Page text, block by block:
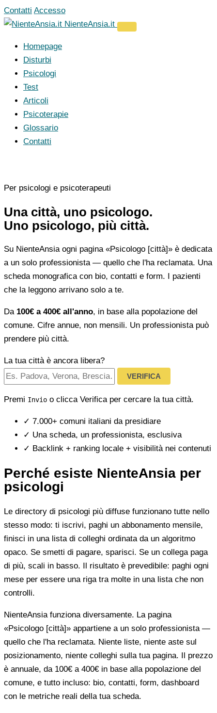
Vai
al
Contatti Accesso
NienteAnsia.it
Homepage
Disturbi
Psicologi
Test
Articoli
Psicoterapie
Glossario
Contatti
Per psicologi e psicoterapeuti
Una città, uno psicologo.
Uno psicologo, più città.
Su NienteAnsia ogni pagina «Psicologo [città]» è dedicata
a un solo professionista — quello che l'ha reclamata. Una
scheda monografica con bio, contatti e form. I pazienti
che la leggono arrivano solo a te.
Da 100€ a 400€ all'anno, in base alla popolazione del
comune. Cifre annue, non mensili. Un professionista può
prendere più città.
La tua città è ancora libera?
VERIFICA
Premi Invio o clicca Verifica per cercare la tua città.
✓ 7.000+ comuni italiani da presidiare
✓ Una scheda, un professionista, esclusiva
✓ Backlink + ranking locale + visibilità nei contenuti
Perché esiste NienteAnsia per
psicologi
Le directory di psicologi più diffuse funzionano tutte nello
stesso modo: ti iscrivi, paghi un abbonamento mensile,
finisci in una lista di colleghi ordinata da un algoritmo
opaco. Se smetti di pagare, sparisci. Se un collega paga
di più, scali in basso. Il risultato è prevedibile: paghi ogni
mese per essere una riga tra molte in una lista che non
controlli.
NienteAnsia funziona diversamente. La pagina
«Psicologo [città]» appartiene a un solo professionista —
quello che l'ha reclamata. Niente liste, niente aste sul
posizionamento, niente colleghi sulla tua pagina. Il prezzo
è annuale, da 100€ a 400€ in base alla popolazione del
comune, e tutto incluso: bio, contatti, form, dashboard
con le metriche reali della tua scheda.